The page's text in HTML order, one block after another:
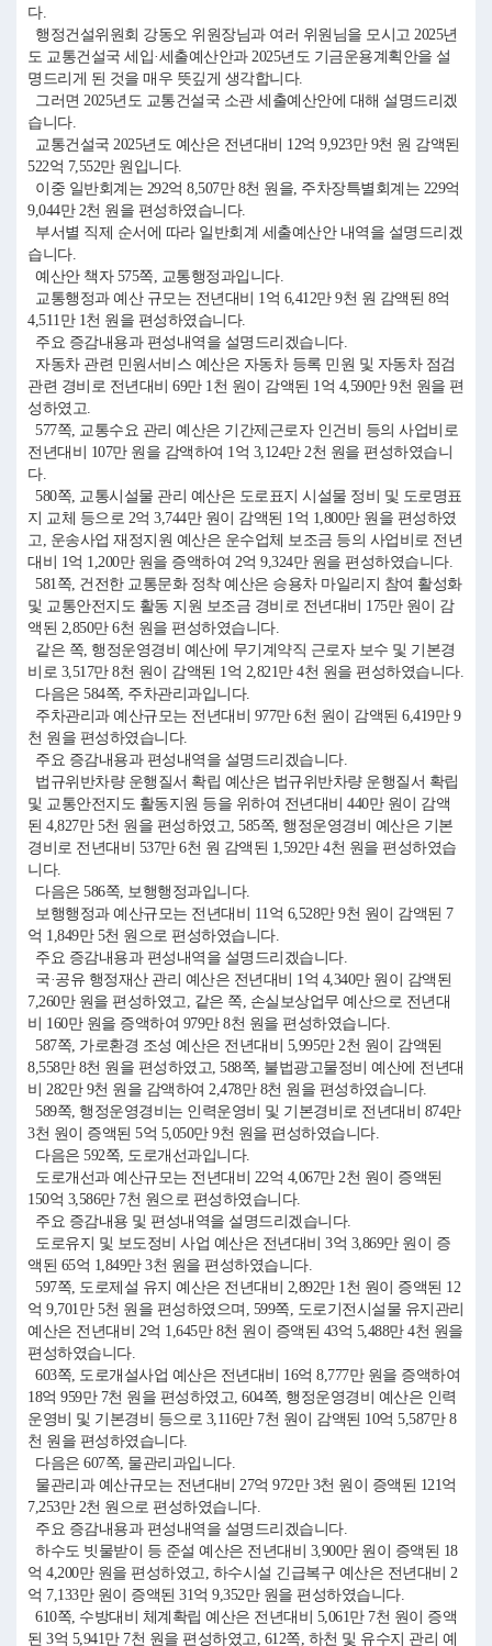
다.
행정건설위원회 강동오 위원장님과 여러 위원님을 모시고 2025년
도 교통건설국 세입·세출예산안과 2025년도 기금운용계획안을 설
명드리게 된 것을 매우 뜻깊게 생각합니다.
그러면 2025년도 교통건설국 소관 세출예산안에 대해 설명드리겠
습니다.
교통건설국 2025년도 예산은 전년대비 12억 9,923만 9천 원 감액된
522억 7,552만 원입니다.
이중 일반회계는 292억 8,507만 8천 원을, 주차장특별회계는 229억
9,044만 2천 원을 편성하였습니다.
부서별 직제 순서에 따라 일반회계 세출예산안 내역을 설명드리겠
습니다.
예산안 책자 575쪽, 교통행정과입니다.
교통행정과 예산 규모는 전년대비 1억 6,412만 9천 원 감액된 8억
4,511만 1천 원을 편성하였습니다.
주요 증감내용과 편성내역을 설명드리겠습니다.
자동차 관련 민원서비스 예산은 자동차 등록 민원 및 자동차 점검
관련 경비로 전년대비 69만 1천 원이 감액된 1억 4,590만 9천 원을 편
성하였고.
577쪽, 교통수요 관리 예산은 기간제근로자 인건비 등의 사업비로
전년대비 107만 원을 감액하여 1억 3,124만 2천 원을 편성하였습니
다.
580쪽, 교통시설물 관리 예산은 도로표지 시설물 정비 및 도로명표
지 교체 등으로 2억 3,744만 원이 감액된 1억 1,800만 원을 편성하였
고, 운송사업 재정지원 예산은 운수업체 보조금 등의 사업비로 전년
대비 1억 1,200만 원을 증액하여 2억 9,324만 원을 편성하였습니다.
581쪽, 건전한 교통문화 정착 예산은 승용차 마일리지 참여 활성화
및 교통안전지도 활동 지원 보조금 경비로 전년대비 175만 원이 감
액된 2,850만 6천 원을 편성하였습니다.
같은 쪽, 행정운영경비 예산에 무기계약직 근로자 보수 및 기본경
비로 3,517만 8천 원이 감액된 1억 2,821만 4천 원을 편성하였습니다.
다음은 584쪽, 주차관리과입니다.
주차관리과 예산규모는 전년대비 977만 6천 원이 감액된 6,419만 9
천 원을 편성하였습니다.
주요 증감내용과 편성내역을 설명드리겠습니다.
법규위반차량 운행질서 확립 예산은 법규위반차량 운행질서 확립
및 교통안전지도 활동지원 등을 위하여 전년대비 440만 원이 감액
된 4,827만 5천 원을 편성하였고, 585쪽, 행정운영경비 예산은 기본
경비로 전년대비 537만 6천 원 감액된 1,592만 4천 원을 편성하였습
니다.
다음은 586쪽, 보행행정과입니다.
보행행정과 예산규모는 전년대비 11억 6,528만 9천 원이 감액된 7
억 1,849만 5천 원으로 편성하였습니다.
주요 증감내용과 편성내역을 설명드리겠습니다.
국·공유 행정재산 관리 예산은 전년대비 1억 4,340만 원이 감액된
7,260만 원을 편성하였고, 같은 쪽, 손실보상업무 예산으로 전년대
비 160만 원을 증액하여 979만 8천 원을 편성하였습니다.
587쪽, 가로환경 조성 예산은 전년대비 5,995만 2천 원이 감액된
8,558만 8천 원을 편성하였고, 588쪽, 불법광고물정비 예산에 전년대
비 282만 9천 원을 감액하여 2,478만 8천 원을 편성하였습니다.
589쪽, 행정운영경비는 인력운영비 및 기본경비로 전년대비 874만
3천 원이 증액된 5억 5,050만 9천 원을 편성하였습니다.
다음은 592쪽, 도로개선과입니다.
도로개선과 예산규모는 전년대비 22억 4,067만 2천 원이 증액된
150억 3,586만 7천 원으로 편성하였습니다.
주요 증감내용 및 편성내역을 설명드리겠습니다.
도로유지 및 보도정비 사업 예산은 전년대비 3억 3,869만 원이 증
액된 65억 1,849만 3천 원을 편성하였습니다.
597쪽, 도로제설 유지 예산은 전년대비 2,892만 1천 원이 증액된 12
억 9,701만 5천 원을 편성하였으며, 599쪽, 도로기전시설물 유지관리
예산은 전년대비 2억 1,645만 8천 원이 증액된 43억 5,488만 4천 원을
편성하였습니다.
603쪽, 도로개설사업 예산은 전년대비 16억 8,777만 원을 증액하여
18억 959만 7천 원을 편성하였고, 604쪽, 행정운영경비 예산은 인력
운영비 및 기본경비 등으로 3,116만 7천 원이 감액된 10억 5,587만 8
천 원을 편성하였습니다.
다음은 607쪽, 물관리과입니다.
물관리과 예산규모는 전년대비 27억 972만 3천 원이 증액된 121억
7,253만 2천 원으로 편성하였습니다.
주요 증감내용과 편성내역을 설명드리겠습니다.
하수도 빗물받이 등 준설 예산은 전년대비 3,900만 원이 증액된 18
억 4,200만 원을 편성하였고, 하수시설 긴급복구 예산은 전년대비 2
억 7,133만 원이 증액된 31억 9,352만 원을 편성하였습니다.
610쪽, 수방대비 체계확립 예산은 전년대비 5,061만 7천 원이 증액
된 3억 5,941만 7천 원을 편성하였고, 612쪽, 하천 및 유수지 관리 예